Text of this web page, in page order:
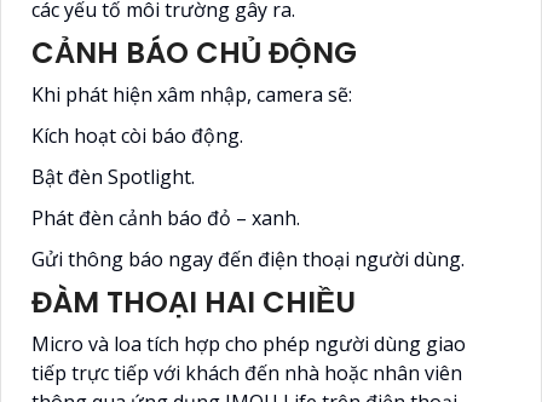
các yếu tố môi trường gây ra.
CẢNH BÁO CHỦ ĐỘNG
Khi phát hiện xâm nhập, camera sẽ:
Kích hoạt còi báo động.
Bật đèn Spotlight.
Phát đèn cảnh báo đỏ – xanh.
Gửi thông báo ngay đến điện thoại người dùng.
ĐÀM THOẠI HAI CHIỀU
Micro và loa tích hợp cho phép người dùng giao
tiếp trực tiếp với khách đến nhà hoặc nhân viên